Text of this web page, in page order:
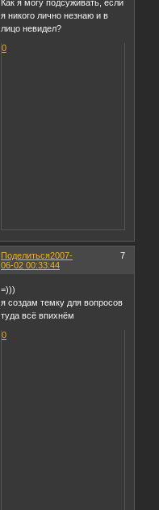
Как я могу подсуживать, если
я никого лично незнаю и в
лицо невидел?
0
Поделиться 7
2007-
06-02 00:33:44
=)))
я создам темку для вопросов
туда всё впихнём
0